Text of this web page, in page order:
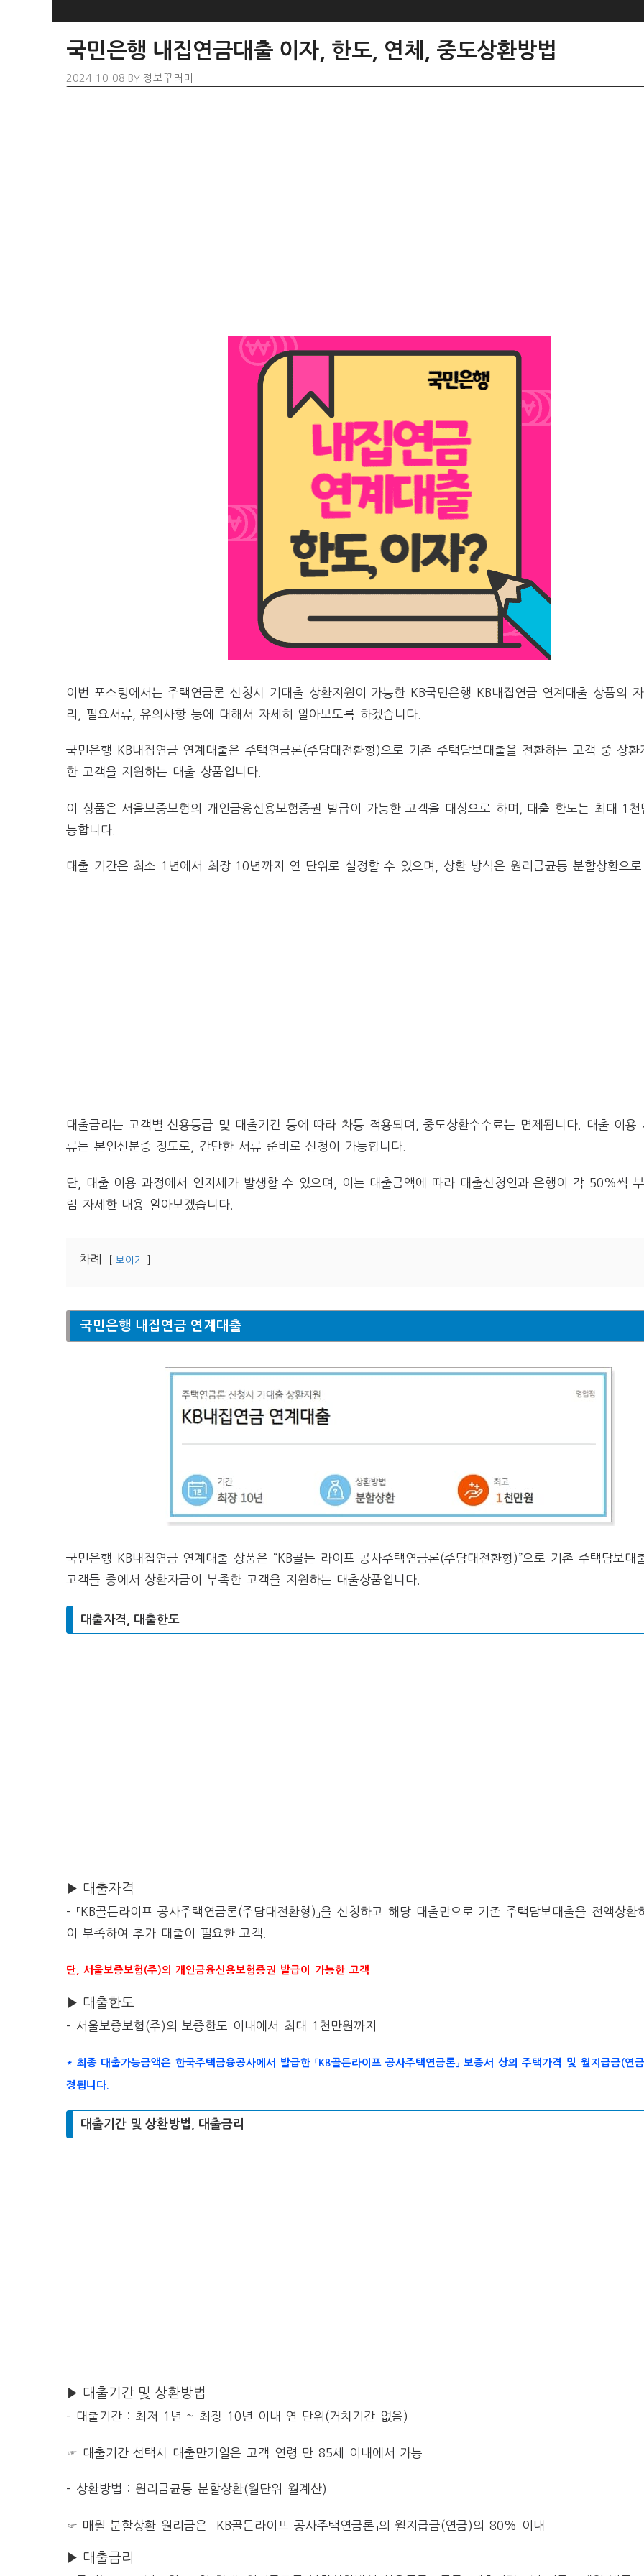
국민은행 내집연금대출 이자, 한도, 연체, 중도상환방법
2024-10-08 BY 정보꾸러미
이번 포스팅에서는 주택연금론 신청시 기대출 상환지원이 가능한 KB국민은행 KB내집연금 연계대출 상품의
리, 필요서류, 유의사항 등에 대해서 자세히 알아보도록 하겠습니다.
국민은행 KB내집연금 연계대출은 주택연금론(주담대전환형)으로 기존 주택담보대출을 전환하는 고객 중 상환
한 고객을 지원하는 대출 상품입니다.
이 상품은 서울보증보험의 개인금융신용보험증권 발급이 가능한 고객을 대상으로 하며, 대출 한도는 최대 1천
능합니다.
대출 기간은 최소 1년에서 최장 10년까지 연 단위로 설정할 수 있으며, 상환 방식은 원리금균등 분할상환으로
대출금리는 고객별 신용등급 및 대출기간 등에 따라 차등 적용되며, 중도상환수수료는 면제됩니다. 대출 이용
류는 본인신분증 정도로, 간단한 서류 준비로 신청이 가능합니다.
단, 대출 이용 과정에서 인지세가 발생할 수 있으며, 이는 대출금액에 따라 대출신청인과 은행이 각 50%씩 부
럼 자세한 내용 알아보겠습니다.
차례 보이기
국민은행 내집연금 연계대출
국민은행 KB내집연금 연계대출 상품은 “KB골든 라이프 공사주택연금론(주담대전환형)”으로 기존 주택담보대
고객들 중에서 상환자금이 부족한 고객을 지원하는 대출상품입니다.
대출자격, 대출한도
▶ 대출자격
– 「KB골든라이프 공사주택연금론(주담대전환형)」을 신청하고 해당 대출만으로 기존 주택담보대출을 전액상환
이 부족하여 추가 대출이 필요한 고객.
단, 서울보증보험(주)의 개인금융신용보험증권 발급이 가능한 고객
▶ 대출한도
– 서울보증보험(주)의 보증한도 이내에서 최대 1천만원까지
* 최종 대출가능금액은 한국주택금융공사에서 발급한 「KB골든라이프 공사주택연금론」 보증서 상의 주택가격 및 월지급금(연
정됩니다.
대출기간 및 상환방법, 대출금리
▶ 대출기간 및 상환방법
– 대출기간 : 최저 1년 ~ 최장 10년 이내 연 단위(거치기간 없음)
☞ 대출기간 선택시 대출만기일은 고객 연령 만 85세 이내에서 가능
– 상환방법 : 원리금균등 분할상환(월단위 월계산)
☞ 매월 분할상환 원리금은 「KB골든라이프 공사주택연금론」의 월지급금(연금)의 80% 이내
▶ 대출금리